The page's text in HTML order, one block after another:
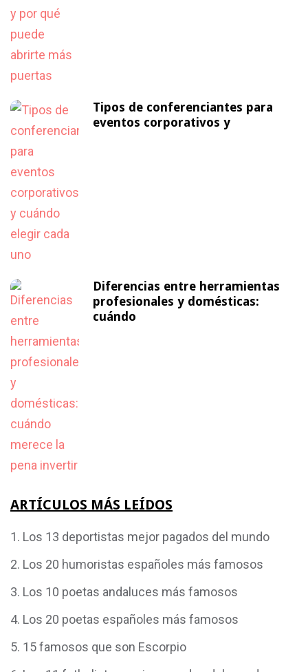
Tipos de conferenciantes para
eventos corporativos y
Diferencias entre herramientas
profesionales y domésticas:
cuándo
ARTÍCULOS MÁS LEÍDOS
Los 13 deportistas mejor pagados del mundo
Los 20 humoristas españoles más famosos
Los 10 poetas andaluces más famosos
Los 20 poetas españoles más famosos
15 famosos que son Escorpio